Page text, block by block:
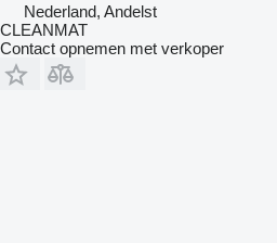
Nederland, Andelst
CLEANMAT
Contact opnemen met verkoper